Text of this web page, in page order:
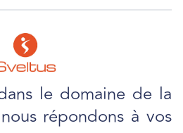
le domaine de la
répondons à vos